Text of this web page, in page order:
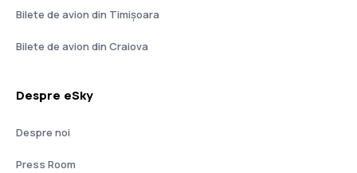
Bilete de avion din Timișoara
Bilete de avion din Craiova
Despre eSky
Despre noi
Press Room